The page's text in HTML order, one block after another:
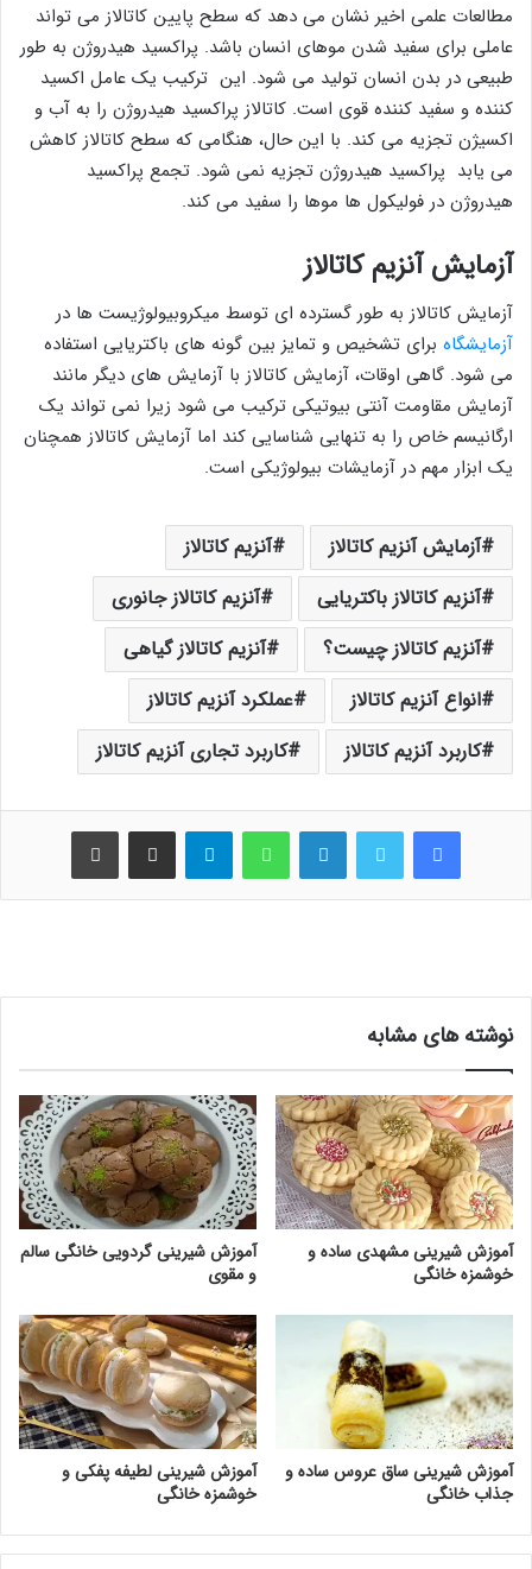
مطالعات علمی اخیر نشان می دهد که سطح پایین کاتالاز می تواند
عاملی برای سفید شدن موهای انسان باشد. پراکسید هیدروژن به طور
طبیعی در بدن انسان تولید می شود. این ترکیب یک عامل اکسید
کننده و سفید کننده قوی است. کاتالاز پراکسید هیدروژن را به آب و
اکسیژن تجزیه می کند. با این حال، هنگامی که سطح کاتالاز کاهش
می یابد پراکسید هیدروژن تجزیه نمی شود. تجمع پراکسید
هیدروژن در فولیکول ها موها را سفید می کند.
آزمایش آنزیم کاتالاز
آزمایش کاتالاز به طور گسترده ای توسط میکروبیولوژیست ها در
آزمایشگاه برای تشخیص و تمایز بین گونه های باکتریایی استفاده
می شود. گاهی اوقات، آزمایش کاتالاز با آزمایش های دیگر مانند
آزمایش مقاومت آنتی بیوتیکی ترکیب می شود زیرا نمی تواند یک
ارگانیسم خاص را به تنهایی شناسایی کند اما آزمایش کاتالاز همچنان
یک ابزار مهم در آزمایشات بیولوژیکی است.
آزمایش آنزیم کاتالاز
آنزیم کاتالاز
آنزیم کاتالاز باکتریایی
آنزیم کاتالاز جانوری
آنزیم کاتالاز چیست؟
آنزیم کاتالاز گیاهی
انواع آنزیم کاتالاز
عملکرد آنزیم کاتالاز
کاربرد آنزیم کاتالاز
کاربرد تجاری آنزیم کاتالاز
فیس بوک لینکدین واتس آپ اشتراک گذاری از طریق ایمیل
نوشته های مشابه
آموزش شیرینی مشهدی ساده و
خوشمزه خانگی
آموزش شیرینی گردویی خانگی سالم
و مقوی
آموزش شیرینی ساق عروس ساده و
جذاب خانگی
آموزش شیرینی لطیفه پفکی و
خوشمزه خانگی